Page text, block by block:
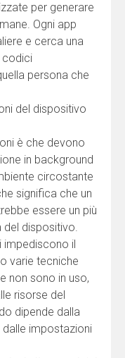
per generare
Ogni app
e cerca una
codici
persona che
del dispositivo
è che devono
in background
circostante
significa che un
essere un più
del dispositivo.
impediscono il
varie tecniche
non sono in uso,
risorse del
dipende dalla
impostazioni